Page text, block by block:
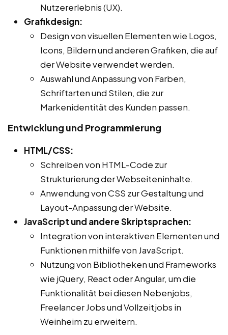
Nutzererlebnis (UX).
Grafikdesign:
Design von visuellen Elementen wie Logos,
Icons, Bildern und anderen Grafiken, die auf
der Website verwendet werden.
Auswahl und Anpassung von Farben,
Schriftarten und Stilen, die zur
Markenidentität des Kunden passen.
Entwicklung und Programmierung
HTML/CSS:
Schreiben von HTML-Code zur
Strukturierung der Webseiteninhalte.
Anwendung von CSS zur Gestaltung und
Layout-Anpassung der Website.
JavaScript und andere Skriptsprachen:
Integration von interaktiven Elementen und
Funktionen mithilfe von JavaScript.
Nutzung von Bibliotheken und Frameworks
wie jQuery, React oder Angular, um die
Funktionalität bei diesen Nebenjobs,
Freelancer Jobs und Vollzeitjobs in
Weinheim zu erweitern.